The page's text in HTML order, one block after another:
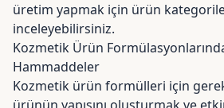
üretim yapmak için ürün
inceleyebilirsiniz.
Kozmetik Ürün
Hammaddeler
Kozmetik ürün formülleri için